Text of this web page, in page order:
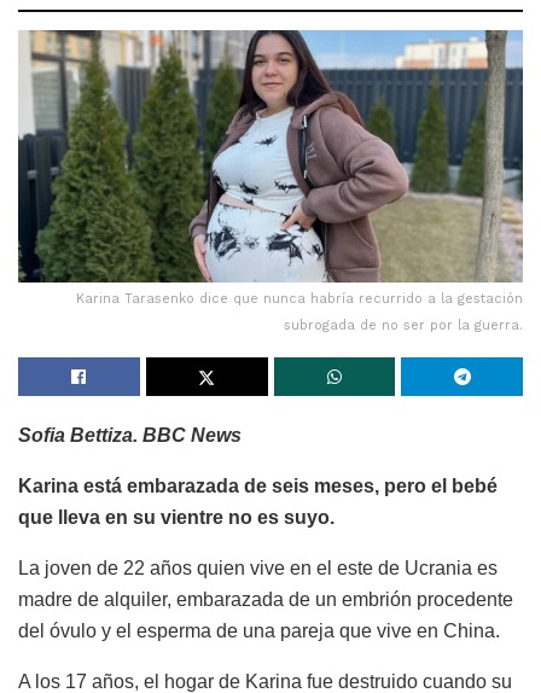
Karina Tarasenko dice que nunca habría recurrido a la gestación
subrogada de no ser por la guerra.
Sofia Bettiza. BBC News
Karina está embarazada de seis meses, pero el bebé
que lleva en su vientre no es suyo.
La joven de 22 años quien vive en el este de Ucrania es
madre de alquiler, embarazada de un embrión procedente
del óvulo y el esperma de una pareja que vive en China.
A los 17 años, el hogar de Karina fue destruido cuando su